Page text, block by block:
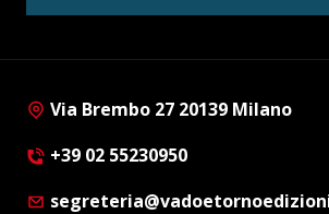
Via Brembo 27 20139 Milano
+39 02 55230950